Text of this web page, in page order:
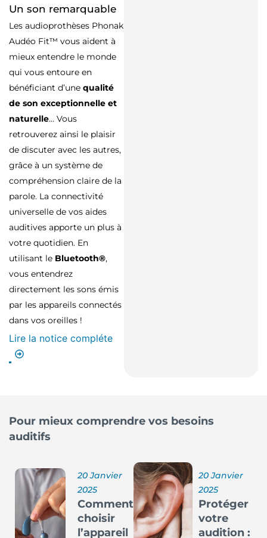
Un son remarquable
Les audioprothèses Phonak
Audéo Fit™ vous aident à
mieux entendre le monde
qui vous entoure en
bénéficiant d’une qualité
de son exceptionnelle et
naturelle… Vous
retrouverez ainsi le plaisir
de discuter avec les autres,
grâce à un système de
compréhension claire de la
parole. La connectivité
universelle de vos aides
auditives apporte un plus à
votre quotidien. En
utilisant le Bluetooth®,
vous entendrez
directement les sons émis
par les appareils connectés
dans vos oreilles !
Lire la notice compléte
Pour mieux comprendre vos besoins
auditifs
20 Janvier
2025
Comment
choisir
l’appareil
20 Janvier
2025
Protéger
votre
audition :